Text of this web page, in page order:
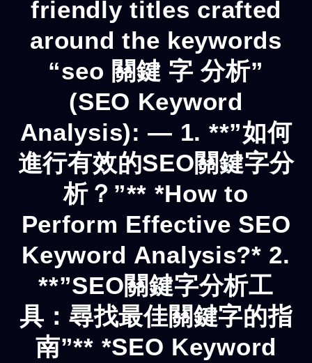
friendly titles crafted
around the keywords
“seo 關鍵 字 分析”
(SEO Keyword
Analysis): — 1. **”如何
進行有效的SEO關鍵字分
析？”** *How to
Perform Effective SEO
Keyword Analysis?* 2.
**”SEO關鍵字分析工
具：尋找最佳關鍵字的指
南”** *SEO Keyword